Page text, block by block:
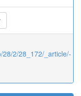
28/2/28_172/_article/-